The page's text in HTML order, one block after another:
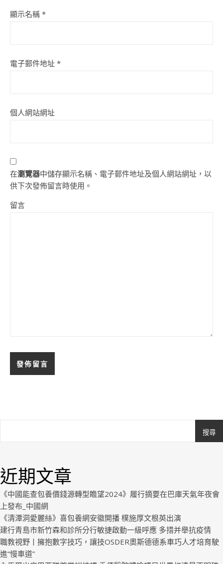
顯示名稱 *
電子郵件地址 *
個人網站網址
在瀏覽器中儲存顯示名稱、電子郵件地址及個人網站網址，以
供下次發佈留言時使用。
留言
搜尋
近期文章
《中國能查包養價錢源轉型瞻望2024》履行摘要在巴庫天氣年夜會
上發布_中國網
《清潭洞愛麗絲》喜包養網安徽開播 樸施厚文根英出演
建行青島市新竹森和診所分行敏捷啟動一級呼應 多措并舉抗疫情
職教視野丨擁抱數字技巧，讓技OSDER奧斯德德系車巧人才培育駛
進“慢車道”
Royal.